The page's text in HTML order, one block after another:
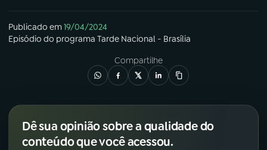
Publicado em19/04/2024
Episódio do programa Tarde Nacional - Brasília
Compartilhe
Dê sua opinião sobre a qualidade do
conteúdo que você acessou.